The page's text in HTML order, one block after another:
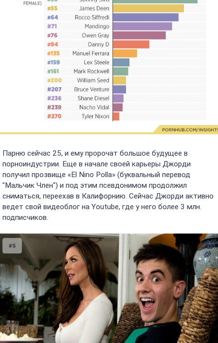
Парню сейчас 25, и ему пророчат большое будущее в
порноиндустрии. Еще в начале своей карьеры Джорди
получил прозвище «El Nino Polla» (буквальный перевод
"Мальчик Член") и под этим псевдонимом продолжил
сниматься, переехав в Калифорнию. Сейчас Джорди активно
ведет свой видеоблог на Youtube, где у него более 3 млн.
подписчиков.
#5